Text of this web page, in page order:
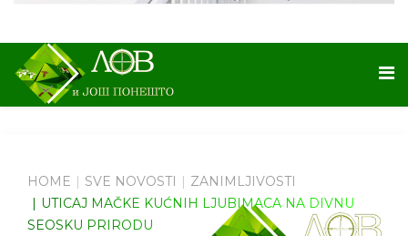
HOME SVE NOVOSTI
ZANIMLJIVOSTI
UTICAJ MAČKE KUĆNIH LJUBIMACA NA DIVNU
SEOSKU PRIRODU